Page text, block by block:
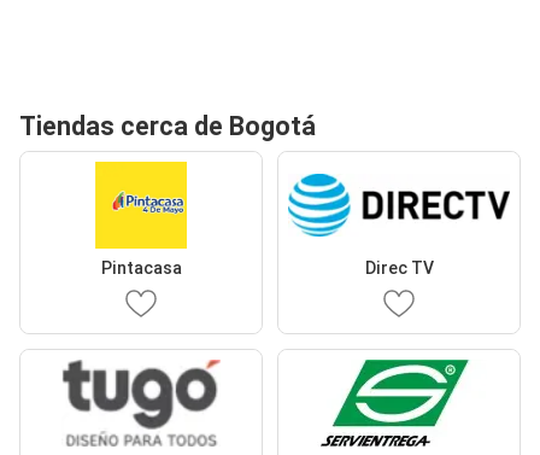
Tiendas cerca de Bogotá
Pintacasa Direc TV